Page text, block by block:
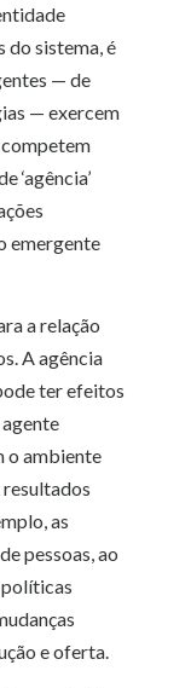
do sistema, é
— de
— exercem
‘agência’
emergente
a relação
A agência
ter efeitos
o ambiente
resultados
as
pessoas, ao
e oferta.